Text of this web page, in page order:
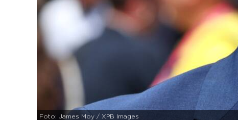
Foto: James Moy / XPB Images